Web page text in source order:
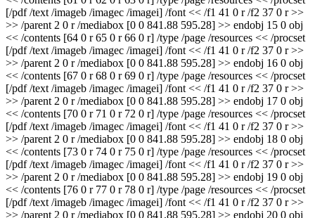
[/pdf /text /imageb /imagec /imagei] /font << /f1 41 0 r /f2 37 0 r >>
>> /parent 2 0 r /mediabox [0 0 841.88 595.28] >> endobj 15 0 obj
<< /contents [64 0 r 65 0 r 66 0 r] /type /page /resources << /procset
[/pdf /text /imageb /imagec /imagei] /font << /f1 41 0 r /f2 37 0 r >>
>> /parent 2 0 r /mediabox [0 0 841.88 595.28] >> endobj 16 0 obj
<< /contents [67 0 r 68 0 r 69 0 r] /type /page /resources << /procset
[/pdf /text /imageb /imagec /imagei] /font << /f1 41 0 r /f2 37 0 r >>
>> /parent 2 0 r /mediabox [0 0 841.88 595.28] >> endobj 17 0 obj
<< /contents [70 0 r 71 0 r 72 0 r] /type /page /resources << /procset
[/pdf /text /imageb /imagec /imagei] /font << /f1 41 0 r /f2 37 0 r >>
>> /parent 2 0 r /mediabox [0 0 841.88 595.28] >> endobj 18 0 obj
<< /contents [73 0 r 74 0 r 75 0 r] /type /page /resources << /procset
[/pdf /text /imageb /imagec /imagei] /font << /f1 41 0 r /f2 37 0 r >>
>> /parent 2 0 r /mediabox [0 0 841.88 595.28] >> endobj 19 0 obj
<< /contents [76 0 r 77 0 r 78 0 r] /type /page /resources << /procset
[/pdf /text /imageb /imagec /imagei] /font << /f1 41 0 r /f2 37 0 r >>
>> /parent 2 0 r /mediabox [0 0 841.88 595.28] >> endobj 20 0 obj